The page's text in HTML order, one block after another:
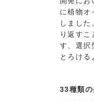
に植物オ
しまし
り返す
す、選択
とろける
33種類